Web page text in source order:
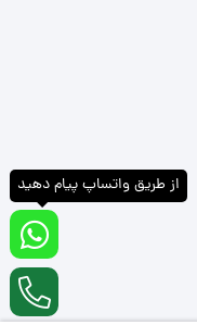
از طریق واتساپ پیام دهید